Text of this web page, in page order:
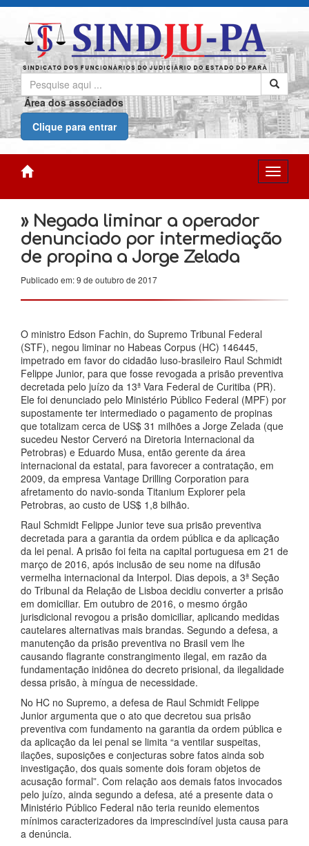
Área dos associados
Clique para entrar
» Negada liminar a operador
denunciado por intermediação
de propina a Jorge Zelada
Publicado em: 9 de outubro de 2017
O ministro Edson Fachin, do Supremo Tribunal Federal
(STF), negou liminar no Habeas Corpus (HC) 146445,
impetrado em favor do cidadão luso-brasileiro Raul Schmidt
Felippe Junior, para que fosse revogada a prisão preventiva
decretada pelo juízo da 13ª Vara Federal de Curitiba (PR).
Ele foi denunciado pelo Ministério Público Federal (MPF) por
supostamente ter intermediado o pagamento de propinas
que totalizam cerca de US$ 31 milhões a Jorge Zelada (que
sucedeu Nestor Cerveró na Diretoria Internacional da
Petrobras) e Eduardo Musa, então gerente da área
internacional da estatal, para favorecer a contratação, em
2009, da empresa Vantage Drilling Corporation para
afretamento do navio-sonda Titanium Explorer pela
Petrobras, ao custo de US$ 1,8 bilhão.
Raul Schmidt Felippe Junior teve sua prisão preventiva
decretada para a garantia da ordem pública e da aplicação
da lei penal. A prisão foi feita na capital portuguesa em 21 de
março de 2016, após inclusão de seu nome na difusão
vermelha internacional da Interpol. Dias depois, a 3ª Seção
do Tribunal da Relação de Lisboa decidiu converter a prisão
em domiciliar. Em outubro de 2016, o mesmo órgão
jurisdicional revogou a prisão domiciliar, aplicando medidas
cautelares alternativas mais brandas. Segundo a defesa, a
manutenção da prisão preventiva no Brasil vem lhe
causando flagrante constrangimento ilegal, em razão da
fundamentação inidônea do decreto prisional, da ilegalidade
dessa prisão, à míngua de necessidade.
No HC no Supremo, a defesa de Raul Schmidt Felippe
Junior argumenta que o ato que decretou sua prisão
preventiva com fundamento na garantia da ordem pública e
da aplicação da lei penal se limita “a ventilar suspeitas,
ilações, suposições e conjecturas sobre fatos ainda sob
investigação, dos quais somente dois foram objetos de
acusação formal”. Com relação aos demais fatos invocados
pelo juízo, ainda segundo a defesa, até a presente data o
Ministério Público Federal não teria reunido elementos
mínimos caracterizadores da imprescindível justa causa para
a denúncia.